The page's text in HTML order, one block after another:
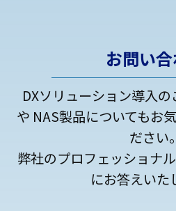
お問い
DXソリューション導入
や NAS製品についてもお
ださい。
弊社のプロフェッショナ
にお答えいた